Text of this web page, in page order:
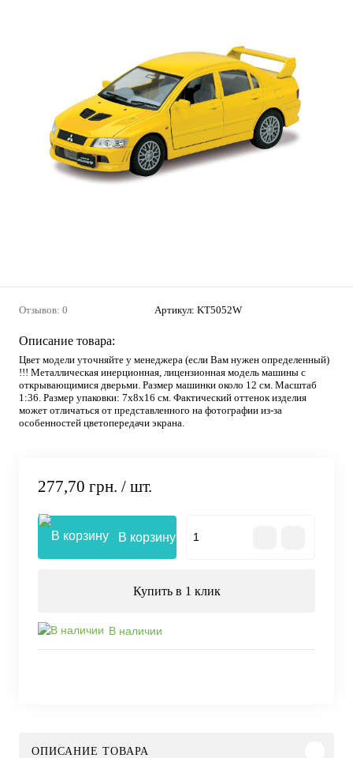
Отзывов: 0 Артикул: KT5052W
Описание товара:
Цвет модели уточняйте у менеджера (если Вам нужен определенный)
!!! Металлическая инерционная, лицензионная модель машины с
открывающимися дверьми. Размер машинки около 12 см. Масштаб
1:36. Размер упаковки: 7х8х16 см. Фактический оттенок изделия
может отличаться от представленного на фотографии из-за
особенностей цветопередачи экрана.
277,70 грн. / шт.
В корзину
Купить в 1 клик
В наличии
ОПИСАНИЕ ТОВАРА